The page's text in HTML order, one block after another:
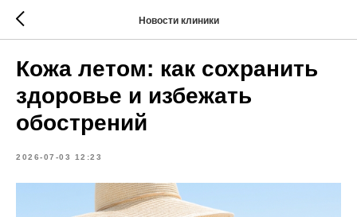
Новости клиники
Кожа летом: как сохранить
здоровье и избежать
обострений
2026-07-03 12:23